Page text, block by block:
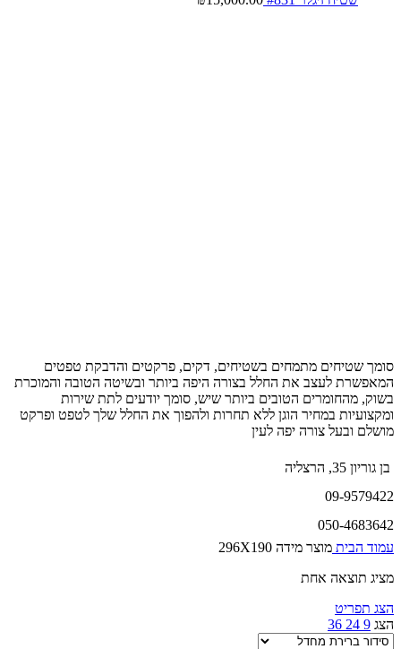
סומך שטיחים מתמחים בשטיחים, דקים, פרקטים והדבקת טפטים
המאפשרת לעצב את החלל בצורה היפה ביותר ובשיטה הטובה והמוכרת
בשוק, מהחומרים הטובים ביותר שיש, סומך יודעים לתת שירות
ומקצועיות במחיר הוגן ללא תחרות ולהפוך את החלל שלך לטפט ופרקט
מושלם ובעל צורה יפה לעין
בן גוריון 35, הרצליה
09-9579422
050-4683642
עמוד הבית מוצר מידה 296X190
מציג תוצאה אחת
הצג תפריט
הצג 9
24
36